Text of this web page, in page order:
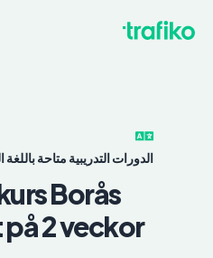
الدورات التدريبية متاحة
Borås
2 veckor